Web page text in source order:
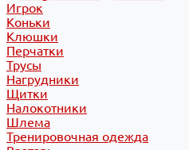
Игрок
Коньки
Клюшки
Перчатки
Трусы
Нагрудники
Щитки
Налокотники
Шлема
Тренировочная одежда